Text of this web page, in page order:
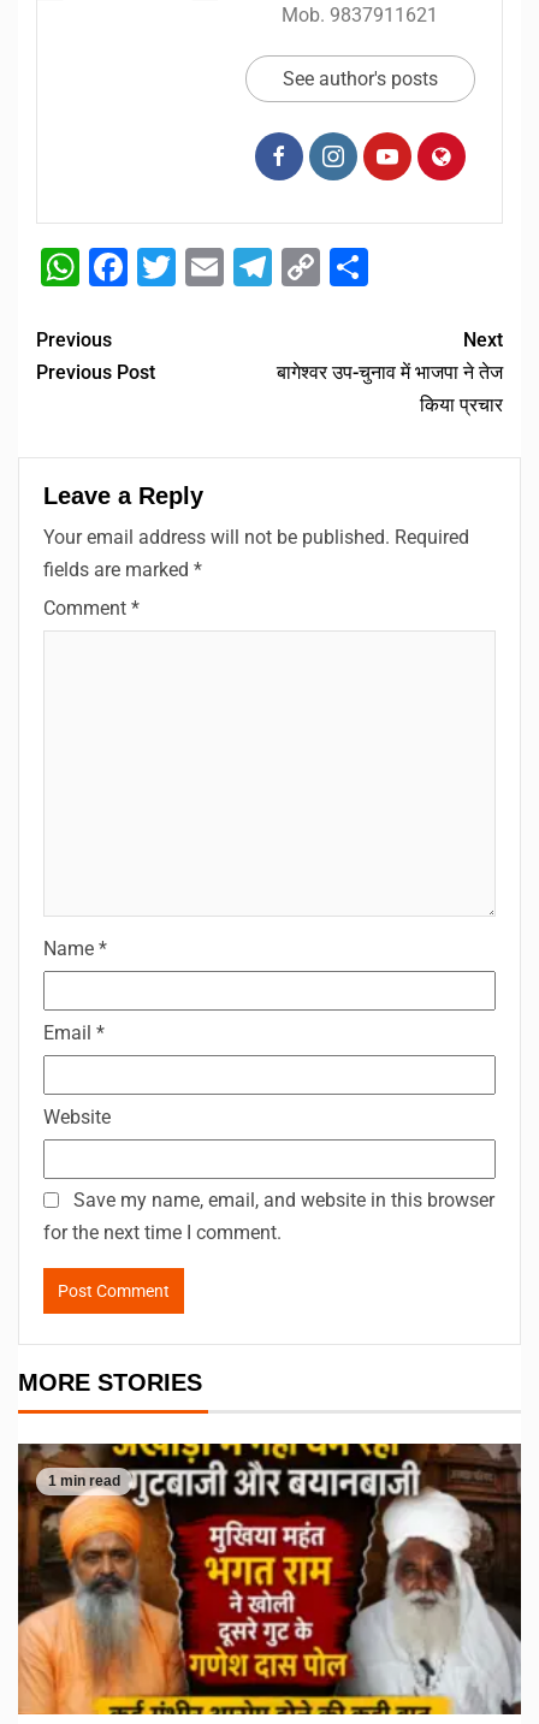
Mob. 9837911621
See author's posts
WhatsApp
Facebook
Twitter
EmailTelegram
Copy
Previous
Previous Post
Next
बागेश्वर उप-चुनाव में भाजपा ने तेज
किया प्रचार
Leave a Reply
Your email address will not be published. Required
fields are marked *
Comment *
Name *
Email *
Website
Save my name, email, and website in this browser
for the next time I comment.
MORE STORIES
1 min read